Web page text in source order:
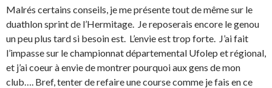
Malrés certains conseils, je me présente tout de même sur le
duathlon sprint de l’Hermitage. Je reposerais encore le genou
un peu plus tard si besoin est. L’envie est trop forte. J’ai fait
l’impasse sur le championnat départemental Ufolep et régional,
et j’ai coeur à envie de montrer pourquoi aux gens de mon
club…. Bref, tenter de refaire une course comme je fais en ce